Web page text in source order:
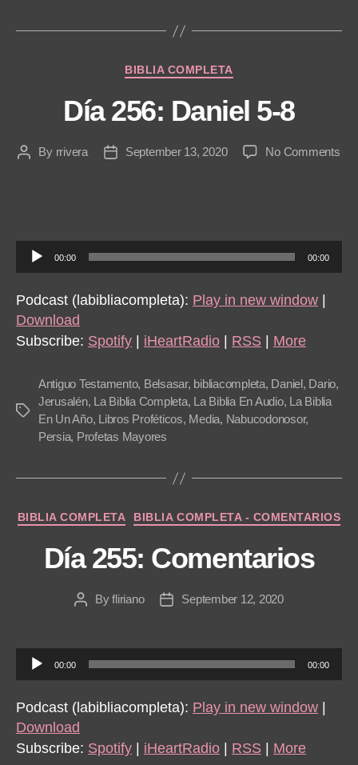
Categories
BIBLIA COMPLETA
Día 256: Daniel 5-8
PostBy rrivera
PostSeptember 13, 2020 No Commentson
8
u
d
i
o
a
y
00:00 00:00
Podcast (labibliacompleta): Play in new window
Download
Subscribe: Spotify iHeartRadio RSS More
Tags
Antiguo Testamento, Belsasar, bibliacompleta, Daniel, Dario,
Jerusalén, La Biblia Completa, La Biblia En Audio, La Biblia
En Un Año, Libros Proféticos, Media, Nabucodonosor,
Persia, Profetas Mayores
Categories
BIBLIA COMPLETA BIBLIA COMPLETA - COMENTARIOS
Día 255: Comentarios
PostByfliriano
PostSeptember 12, 2020
u
d
i
o
00:00 00:00
Podcast (labibliacompleta): Play in new window
Download
Subscribe: Spotify iHeartRadio RSS More